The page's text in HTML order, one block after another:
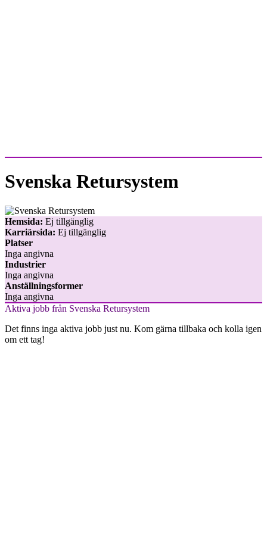
Svenska Retursystem
Hemsida: Ej tillgänglig
Karriärsida: Ej tillgänglig
Platser
Inga angivna
Industrier
Inga angivna
Anställningsformer
Inga angivna
Aktiva jobb från Svenska Retursystem
Det finns inga aktiva jobb just nu. Kom gärna tillbaka och kolla igen
om ett tag!